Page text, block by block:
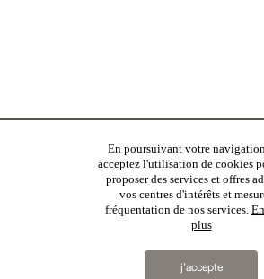
En poursuivant votre
acceptez l'utilisation de cookies
proposer des services et offres
vos centres d'intérêts et
fréquentation de nos services.
plus
j’accepte